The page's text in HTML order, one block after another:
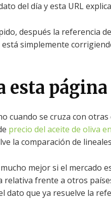
del día y esta URL
después la referencia
simplemente
esta página
cuando se cruza con otras
precio del aceite de oliva
la comparación de
mejor si el
frente a otros
dato que ya resuelve la